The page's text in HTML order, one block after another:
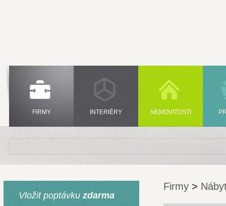
FIRMY INTERIÉRY NEMOVITOSTI
Vložit poptávku zdarma
Firmy >